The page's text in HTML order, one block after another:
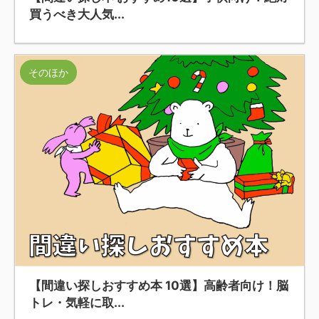
買うべき大人気...
そのほか
【間違い探しおすすめ本 10選】高齢者向け！脳
トレ・気軽に取...